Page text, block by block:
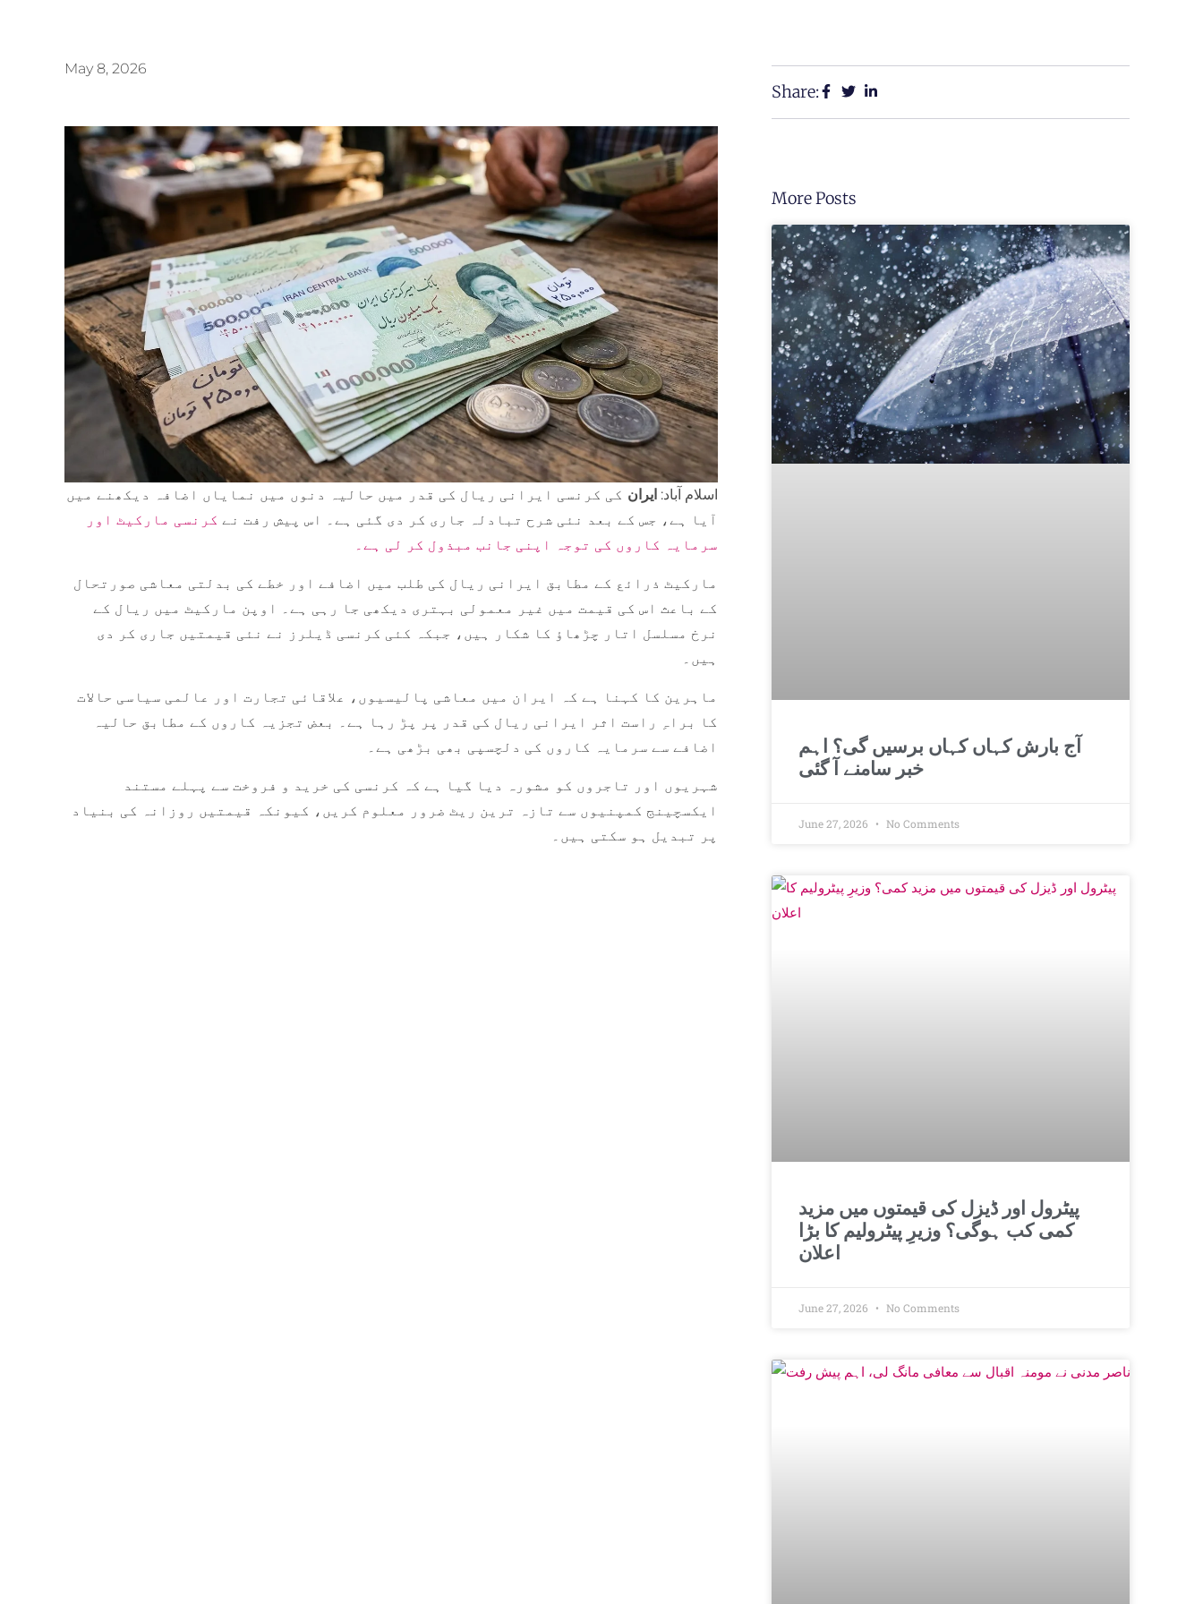
May 8, 2026
اسلام آباد: ایران کی کرنسی ایرانی ریال کی قدر میں حالیہ دنوں میں نمایاں اضافہ دیکھنے میں
آیا ہے، جس کے بعد نئی شرح تبادلہ جاری کر دی گئی ہے۔ اس پیش رفت نے کرنسی مارکیٹ اور
سرمایہ کاروں کی توجہ اپنی جانب مبذول کر لی ہے۔
مارکیٹ ذرائع کے مطابق ایرانی ریال کی طلب میں اضافے اور خطے کی بدلتی معاشی صورتحال
کے باعث اس کی قیمت میں غیر معمولی بہتری دیکھی جا رہی ہے۔ اوپن مارکیٹ میں ریال کے
نرخ مسلسل اتار چڑھاؤ کا شکار ہیں، جبکہ کئی کرنسی ڈیلرز نے نئی قیمتیں جاری کر دی
ہیں۔
ماہرین کا کہنا ہے کہ ایران میں معاشی پالیسیوں، علاقائی تجارت اور عالمی سیاسی حالات
کا براہِ راست اثر ایرانی ریال کی قدر پر پڑ رہا ہے۔ بعض تجزیہ کاروں کے مطابق حالیہ
اضافے سے سرمایہ کاروں کی دلچسپی بھی بڑھی ہے۔
شہریوں اور تاجروں کو مشورہ دیا گیا ہے کہ کرنسی کی خرید و فروخت سے پہلے مستند
ایکسچینج کمپنیوں سے تازہ ترین ریٹ ضرور معلوم کریں، کیونکہ قیمتیں روزانہ کی بنیاد
پر تبدیل ہو سکتی ہیں۔
Share:
More Posts
آج بارش کہاں کہاں برسیں گی؟ اہم
خبر سامنے آ گئی
June 27, 2026 No Comments
پیٹرول اور ڈیزل کی قیمتوں میں مزید
کمی کب ہوگی؟ وزیرِ پیٹرولیم کا بڑا
اعلان
June 27, 2026 No Comments